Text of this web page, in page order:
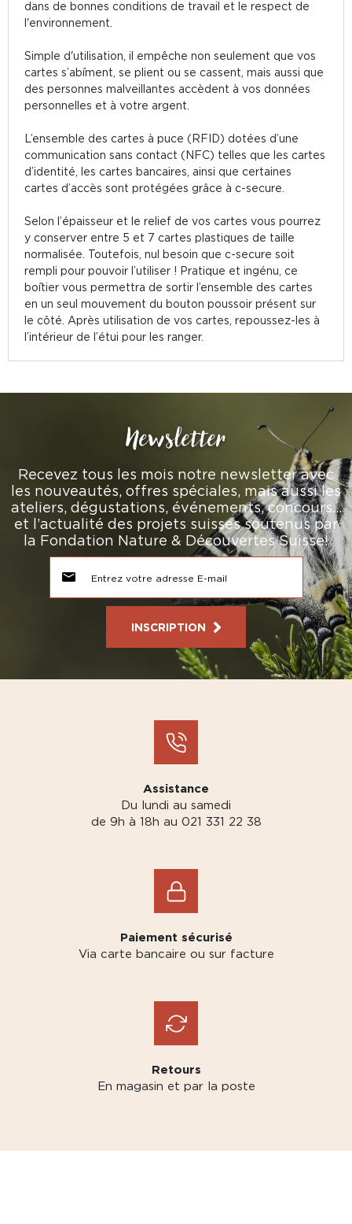
dans de bonnes conditions de travail et le respect de
l'environnement.
Simple d'utilisation, il empêche non seulement que vos
cartes s’abîment, se plient ou se cassent, mais aussi que
des personnes malveillantes accèdent à vos données
personnelles et à votre argent.
L’ensemble des cartes à puce (RFID) dotées d’une
communication sans contact (NFC) telles que les cartes
d’identité, les cartes bancaires, ainsi que certaines
cartes d’accès sont protégées grâce à c-secure.
Selon l’épaisseur et le relief de vos cartes vous pourrez
y conserver entre 5 et 7 cartes plastiques de taille
normalisée. Toutefois, nul besoin que c-secure soit
rempli pour pouvoir l’utiliser ! Pratique et ingénu, ce
boîtier vous permettra de sortir l’ensemble des cartes
en un seul mouvement du bouton poussoir présent sur
le côté. Après utilisation de vos cartes, repoussez-les à
l’intérieur de l’étui pour les ranger.
Newsletter
Recevez tous les mois notre newsletter avec
les nouveautés, offres spéciales, mais aussi les
ateliers, dégustations, événements, concours…
et l’actualité des projets suisses soutenus par
la Fondation Nature & Découvertes Suisse!
INSCRIPTION
Assistance
Du lundi au samedi
de 9h à 18h au 021 331 22 38
Paiement sécurisé
Via carte bancaire ou sur facture
Retours
En magasin et par la poste